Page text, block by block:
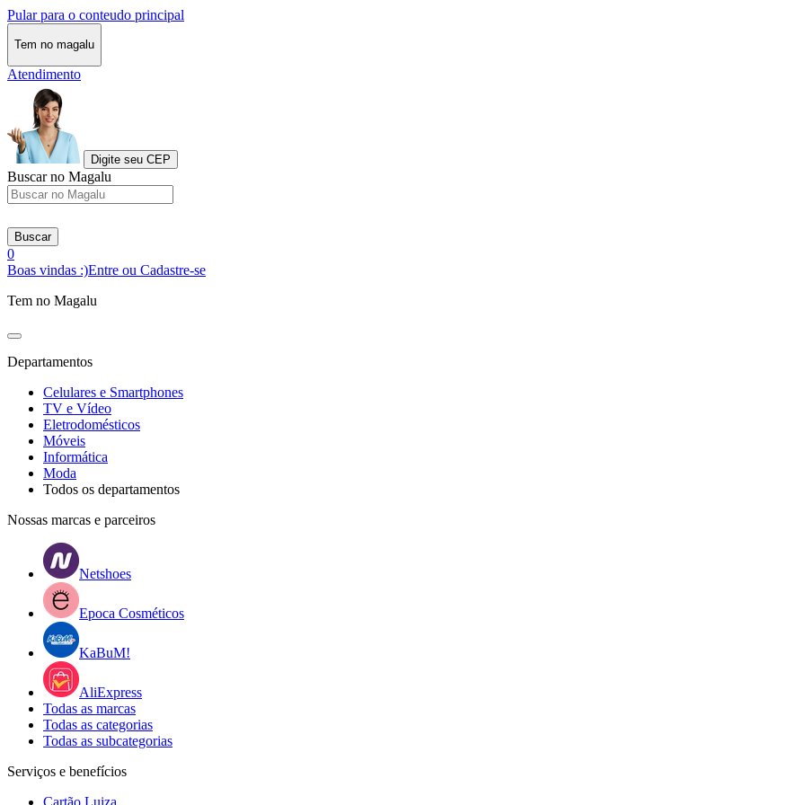
Pular para o conteudo principal
Tem no magalu
Atendimento
Digite seu CEP
Buscar no Magalu
Buscar
0
Boas vindas :)Entre ou Cadastre-se
Tem no Magalu
Departamentos
Celulares e Smartphones
TV e Vídeo
Eletrodomésticos
Móveis
Informática
Moda
Todos os departamentos
Nossas marcas e parceiros
Netshoes
Epoca Cosméticos
KaBuM!
AliExpress
Todas as marcas
Todas as categorias
Todas as subcategorias
Serviços e benefícios
Cartão Luiza